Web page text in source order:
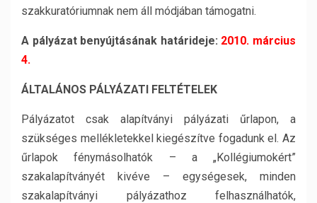
szakkuratóriumnak nem áll módjában támogatni.
A pályázat benyújtásának határideje: 2010. március
4.
ÁLTALÁNOS PÁLYÁZATI FELTÉTELEK
Pályázatot csak alapítványi pályázati űrlapon, a
szükséges mellékletekkel kiegészítve fogadunk el. Az
űrlapok fénymásolhatók – a „Kollégiumokért”
szakalapítványét kivéve – egységesek, minden
szakalapítványi pályázathoz felhasználhatók,